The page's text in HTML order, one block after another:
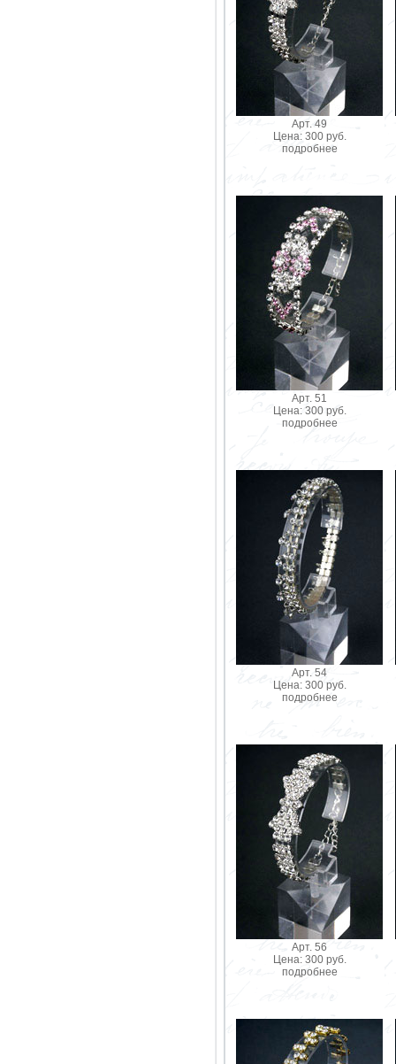
Арт. 49
Цена: 300 руб.
подробнее
Арт. 51
Цена: 300 руб.
подробнее
Арт. 54
Цена: 300 руб.
подробнее
Арт. 56
Цена: 300 руб.
подробнее